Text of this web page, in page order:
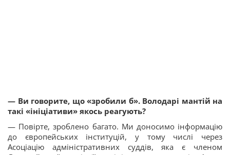
— Ви говорите, що «зробили б». Володарі мантій на
такі «ініціативи» якось реагують?
— Повірте, зроблено багато. Ми доносимо інформацію
до європейських інституцій, у тому числі через
Асоціацію адміністративних суддів, яка є членом